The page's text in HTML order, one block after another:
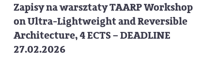
Zapisy na warsztaty TAARP Workshop
on Ultra-Lightweight and Reversible
Architecture, 4 ECTS – DEADLINE
27.02.2026